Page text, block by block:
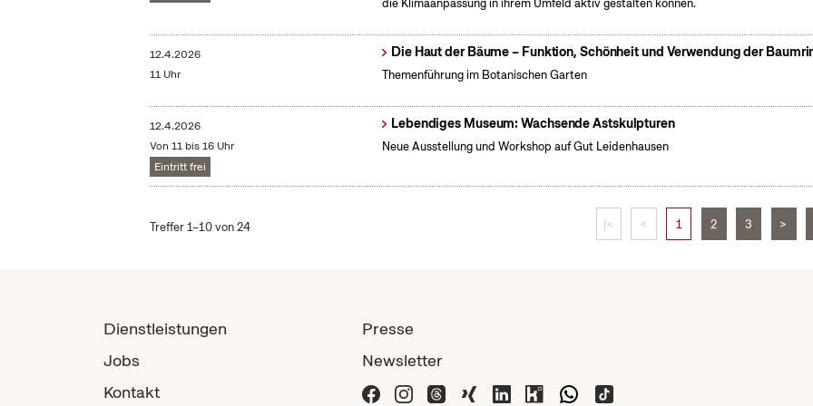
die Klimaanpassung in ihrem Umfeld aktiv gestalten können.
12.4.2026
11 Uhr
Die Haut der Bäume – Funktion, Schönheit und Verwendung der
Themenführung im Botanischen Garten
12.4.2026
Von 11 bis 16 Uhr
Eintritt frei
Lebendiges Museum: Wachsende Astskulpturen
Neue Ausstellung und Workshop auf Gut Leidenhausen
Treffer 1–10 von 24 |< < 1 2 3 >
Dienstleistungen
Jobs
Kontakt
Presse
Newsletter